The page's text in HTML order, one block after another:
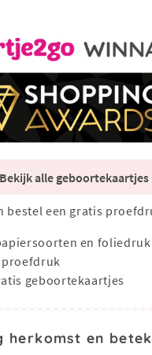
Bekijk alle geboortekaartjes
bestel een gratis
en foliedruk
proefdruk
geboortekaartjes
herkomst en